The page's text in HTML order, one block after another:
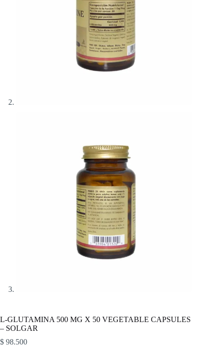
L-GLUTAMINA 500 MG X 50 VEGETABLE CAPSULES
– SOLGAR
$ 98.500